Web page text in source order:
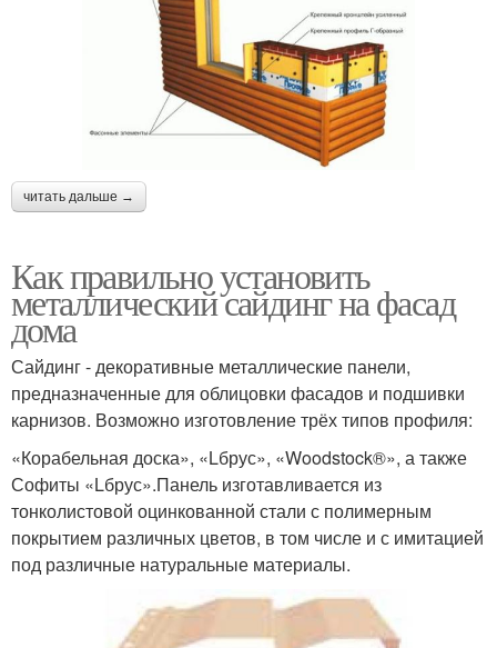
читать дальше →
Как правильно установить
металлический сайдинг на фасад
дома
Сайдинг - декоративные металлические панели,
предназначенные для облицовки фасадов и подшивки
карнизов. Возможно изготовление трёх типов профиля:
«Корабельная доска», «Lбрус», «Woodstock®», а также
Софиты «Lбрус».Панель изготавливается из
тонколистовой оцинкованной стали с полимерным
покрытием различных цветов, в том числе и с имитацией
под различные натуральные материалы.